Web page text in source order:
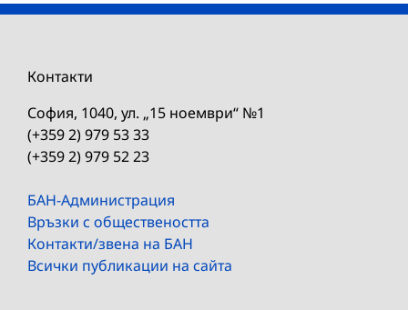
Контакти
София, 1040, ул. „15 ноември“ №1
(+359 2) 979 53 33
(+359 2) 979 52 23
БАН-Администрация
Връзки с обществеността
Контакти/звена на БАН
Всички публикации на сайта